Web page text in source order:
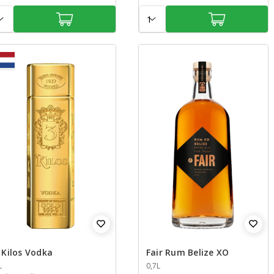
Vodka Fair Rum Belize XO
Inhoud
0,7L